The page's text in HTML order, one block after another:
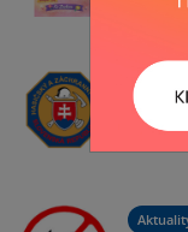
Aktuality